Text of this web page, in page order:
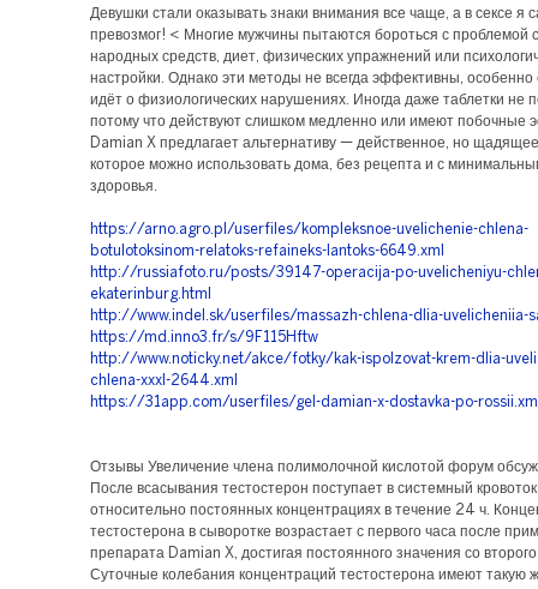
Девушки стали оказывать знаки внимания все чаще, а в сексе я
превозмог! < Многие мужчины пытаются бороться с проблемой
народных средств, диет, физических упражнений или
настройки. Однако эти методы не всегда эффективны, особенно
идёт о физиологических нарушениях. Иногда даже таблетки не
потому что действуют слишком медленно или имеют побочные
Damian X предлагает альтернативу — действенное, но
которое можно использовать дома, без рецепта и с
здоровья.
https://arno.agro.pl/userfiles/kompleksnoe-uvelichenie-chlena-
botulotoksinom-relatoks-refaineks-lantoks-6649.xml
http://russiafoto.ru/posts/39147-operacija-po-uvelicheniyu-
ekaterinburg.html
http://www.indel.sk/userfiles/massazh-chlena-dlia-uvelicheniia-
https://md.inno3.fr/s/9F115Hftw
http://www.noticky.net/akce/fotky/kak-ispolzovat-krem-dlia-
chlena-xxxl-2644.xml
https://31app.com/userfiles/gel-damian-x-dostavka-po-
Отзывы Увеличение члена полимолочной кислотой форум
После всасывания тестостерон поступает в системный кровоток
относительно постоянных концентрациях в течение 24 ч.
тестостерона в сыворотке возрастает с первого часа после
препарата Damian X, достигая постоянного значения со
Суточные колебания концентраций тестостерона имеют такую